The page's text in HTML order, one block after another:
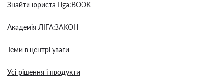
Знайти юриста Liga:BOOK
Академія ЛІГА:ЗАКОН
Теми в центрі уваги
Усі рішення і продукти